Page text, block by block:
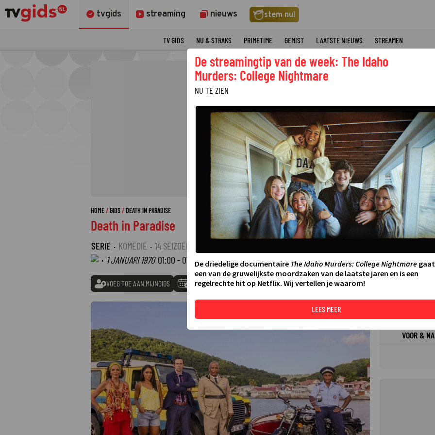
tvgids streaming nieuws stem nu!
TV GIDS NU & STRAKS PRIMETIME GEMIST LAATSTE NIEUWS STREAMEN
HOME GIDS DEATH IN PARADISE
Death in Paradise
SERIE · KOMEDIE · 14 SEIZOENEN
· 1 JANUARI 1970 01:00 - 01:00
VOEG TOE AAN MIJNGIDS TOEVOEGEN AAN AGENDA DELEN
FILMS
DE
VOOR &
De streamingtip van de week: The Idaho
Murders: College Nightmare
NU TE ZIEN
De driedelige documentaire The Idaho Murders: College Nightmaregaat
een van de gruwelijkste moordzaken van de laatste jaren en is een
regelrechte hit op Netflix. Wij vertellen je waarom!
LEES MEER